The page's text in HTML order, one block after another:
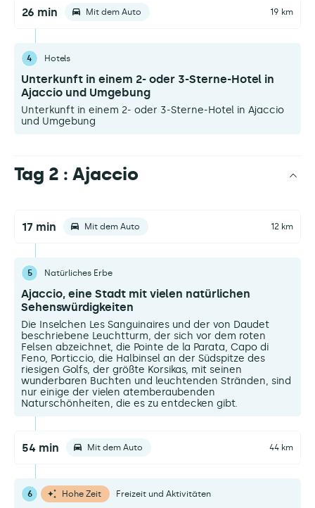
26 min Mit dem Auto 19 km
4 Hotels
Unterkunft in einem 2- oder 3-Sterne-Hotel in
Ajaccio und Umgebung
Unterkunft in einem 2- oder 3-Sterne-Hotel in Ajaccio
und Umgebung
Tag 2 : Ajaccio
17 min Mit dem Auto 12 km
5 Natürliches Erbe
Ajaccio, eine Stadt mit vielen natürlichen
Sehenswürdigkeiten
Die Inselchen Les Sanguinaires und der von Daudet
beschriebene Leuchtturm, der sich vor dem roten
Felsen abzeichnet, die Pointe de la Parata, Capo di
Feno, Porticcio, die Halbinsel an der Südspitze des
riesigen Golfs, der größte Korsikas, mit seinen
wunderbaren Buchten und leuchtenden Stränden, sind
nur einige der vielen atemberaubenden
Naturschönheiten, die es zu entdecken gibt.
54 min Mit dem Auto 44 km
6 Hohe Zeit Freizeit und Aktivitäten